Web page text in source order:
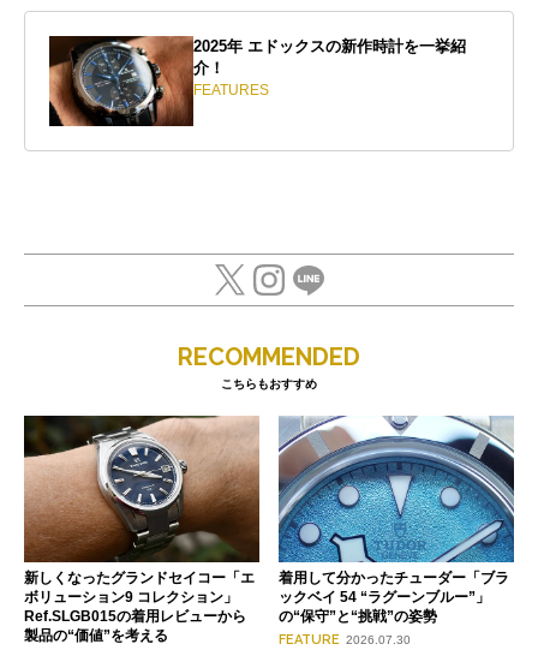
2025年 エドックスの新作時計を一挙紹
介！
FEATURES
RECOMMENDED
こちらもおすすめ
新しくなったグランドセイコー「エ
ボリューション9 コレクション」
Ref.SLGB015の着用レビューから
製品の“価値”を考える
着用して分かったチューダー「ブラ
ックベイ 54 “ラグーンブルー”」
の“保守”と“挑戦”の姿勢
FEATURE 2026.07.30